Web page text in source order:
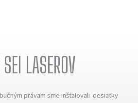
LASEROV
právam sme inštalovali desiatky